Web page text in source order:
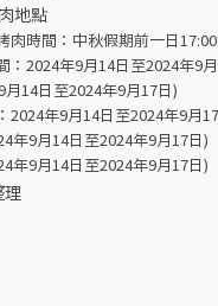
地點
時間：中秋假期前一日
2024年9月14日至2024年9
14日至2024年9月17日)
年9月14日至2024年9月
年9月14日至2024年9月17日)
年9月14日至2024年9月17日)
理